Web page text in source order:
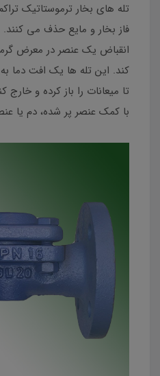
تله های بخار ترموستاتیک
فاز بخار و مایع حذف می کنند.
انقباض یک عنصر در معرض
کند. این تله ها یک افت دما
تا میعانات را باز کرده و خارج
با کمک عنصر پر شده، دم یا